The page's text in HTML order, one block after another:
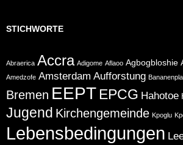
STICHWORTE
Abraerica Accra Adigome Aflaoo Agbogbloshie
Amedzofe Amsterdam Aufforstung
Bremen EEPTEPCG Hahotoe
Jugend Kirchengemeinde Kpoglu
Lebensbedingungen